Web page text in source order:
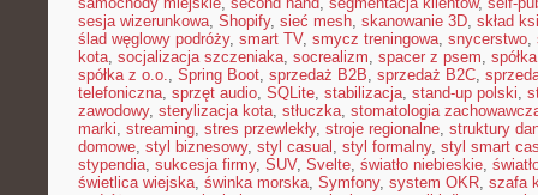
sesja wizerunkowa, Shopify, sieć mesh, skanowanie 3D, skład
ślad węglowy podróży, smart TV, smycz treningowa, snycerstwo,
kota, socjalizacja szczeniaka, socrealizm, spacer z psem,
spółka z o.o., Spring Boot, sprzedaż B2B, sprzedaż B2C,
telefoniczna, sprzęt audio, SQLite, stabilizacja, stand-up polski,
zawodowy, sterylizacja kota, stłuczka, stomatologia
marki, streaming, stres przewlekły, stroje regionalne, struktury
domowe, styl biznesowy, styl casual , styl formalny, styl smart
stypendia, sukcesja firmy, SUV, Svelte, światło niebieskie,
świetlica wiejska, świnka morska, Symfony, system OKR, szafa